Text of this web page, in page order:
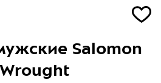
Salomon